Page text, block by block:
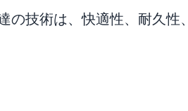
の技術は、快適性、耐久